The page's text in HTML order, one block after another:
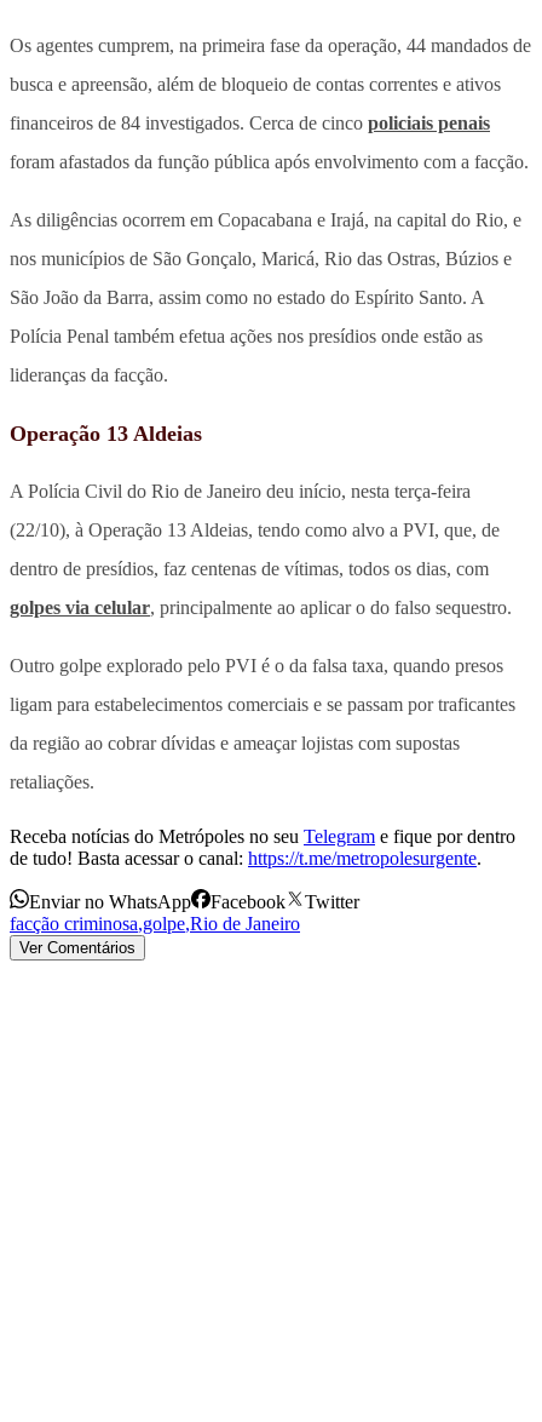
Os agentes cumprem, na primeira fase da operação, 44 mandados de
busca e apreensão, além de bloqueio de contas correntes e ativos
financeiros de 84 investigados. Cerca de cinco policiais penais
foram afastados da função pública após envolvimento com a facção.
As diligências ocorrem em Copacabana e Irajá, na capital do Rio, e
nos municípios de São Gonçalo, Maricá, Rio das Ostras, Búzios e
São João da Barra, assim como no estado do Espírito Santo. A
Polícia Penal também efetua ações nos presídios onde estão as
lideranças da facção.
Operação 13 Aldeias
A Polícia Civil do Rio de Janeiro deu início, nesta terça-feira
(22/10), à Operação 13 Aldeias, tendo como alvo a PVI, que, de
dentro de presídios, faz centenas de vítimas, todos os dias, com
golpes via celular, principalmente ao aplicar o do falso sequestro.
Outro golpe explorado pelo PVI é o da falsa taxa, quando presos
ligam para estabelecimentos comerciais e se passam por traficantes
da região ao cobrar dívidas e ameaçar lojistas com supostas
retaliações.
Receba notícias do Metrópoles no seu Telegram e fique por dentro
de tudo! Basta acessar o canal: https://t.me/metropolesurgente.
Enviar no WhatsApp Facebook
Twitter
facção criminosa,golpe,Rio de Janeiro
Ver Comentários